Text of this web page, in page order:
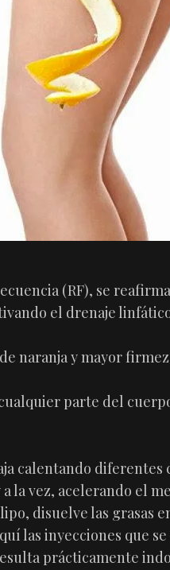
(RF), se
el drenaje
naranja y mayor
parte del
calentando
la vez, acelerando el
disuelve las grasas
las inyecciones que
prácticamente